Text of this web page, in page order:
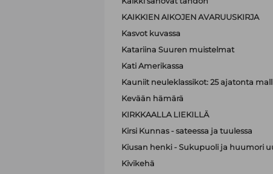
KAIKKIEN AIKOJEN AVARUUSKIRJA
Kasvot kuvassa
Katariina Suuren muistelmat
Kati Amerikassa
Kauniit neuleklassikot: 25 ajatonta
Kevään hämärä
KIRKKAALLA LIEKILLÄ
Kirsi Kunnas - sateessa ja tuulessa
Kiusan henki - Sukupuoli ja huumori
Kivikehä